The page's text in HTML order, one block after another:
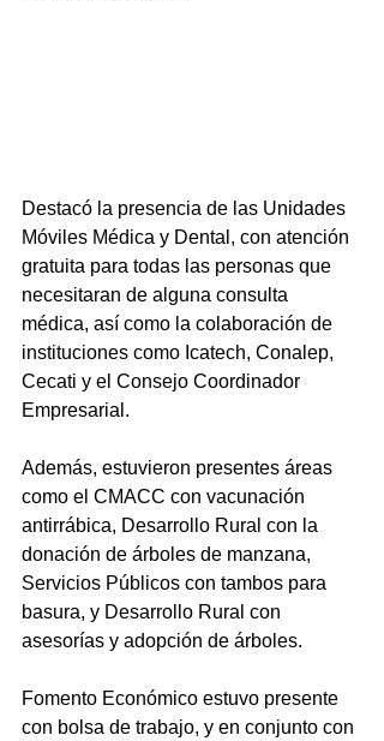
Destacó la presencia de las Unidades
Móviles Médica y Dental, con atención
gratuita para todas las personas que
necesitaran de alguna consulta
médica, así como la colaboración de
instituciones como Icatech, Conalep,
Cecati y el Consejo Coordinador
Empresarial.
Además, estuvieron presentes áreas
como el CMACC con vacunación
antirrábica, Desarrollo Rural con la
donación de árboles de manzana,
Servicios Públicos con tambos para
basura, y Desarrollo Rural con
asesorías y adopción de árboles.
Fomento Económico estuvo presente
con bolsa de trabajo, y en conjunto con